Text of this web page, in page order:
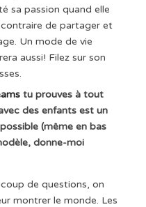
sa passion quand elle
de partager et
Un mode de vie
aussi! Filez sur son
tu prouves à tout
des enfants est un
(même en bas
donne-moi
de questions, on
montrer le monde. Les